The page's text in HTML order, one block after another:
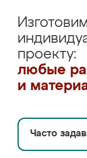
проекту:
любые
и
Часто